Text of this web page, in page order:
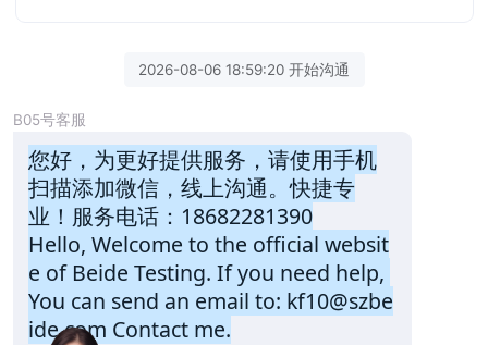
2026-08-06 18:59:20 开始沟通
B05号客服
您好，为更好提供服务，请使用手机
扫描添加微信，线上沟通。快捷专
业！服务电话：18682281390
Hello, Welcome to the official websit
e of Beide Testing. If you need help,
You can send an email to: kf10@szbe
ide.com Contact me.